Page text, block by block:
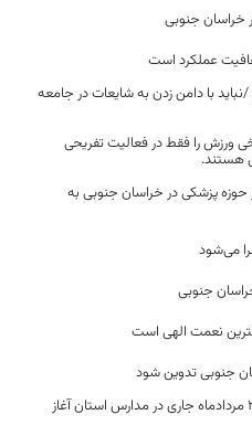
عملکرد است
با دامن زدن به شایعات در جامعه
ورزش را فقط در فعالیت تفریحی
هستند.
پزشکی در خراسان جنوبی به
نعمت الهی است
جنوبی تدوین شود
توزیع کتاب‌های درسی دانش‌آموزان از ۲۷ مردادماه جاری در مدارس استان آغاز